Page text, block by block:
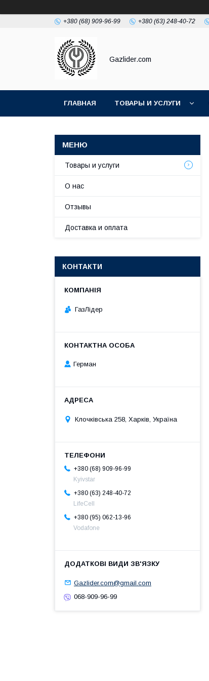
+380 (68) 909-96-99 +380 (63) 248-40-72
Gazlider.com
ГЛАВНАЯ ТОВАРЫ И УСЛУГИ
Товары и услуги
О нас
Отзывы
Доставка и оплата
КОНТАКТИ
ГазЛiдер
Герман
Клочкiвська 258, Харків, Україна
+380 (68) 909-96-99
Kyivstar
+380 (63) 248-40-72
LifeCell
+380 (95) 062-13-96
Vodafone
Gazlider.com@gmail.com
068-909-96-99